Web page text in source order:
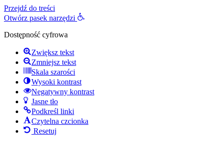
Przejdź do treści
Otwórz pasek narzędzi
Dostępność cyfrowa
Zwiększ tekst
Zmniejsz tekst
Skala szarości
Wysoki kontrast
Negatywny kontrast
Jasne tło
Podkreśl linki
Czytelna czcionka
Resetuj